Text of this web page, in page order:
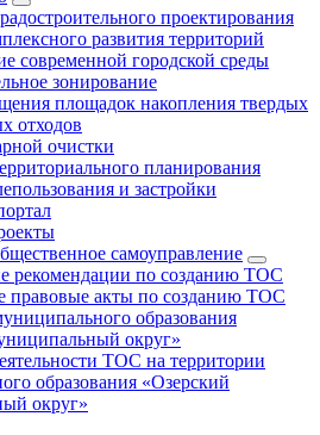
проектирования
развития территорий
современной городской среды
зонирование
площадок накопления твердых
отходов
очистки
планирования
и застройки
самоуправление
рекомендации по созданию ТОС
правовые акты по созданию ТОС
образования
округ»
ТОС на территории
образования «Озерский
округ»